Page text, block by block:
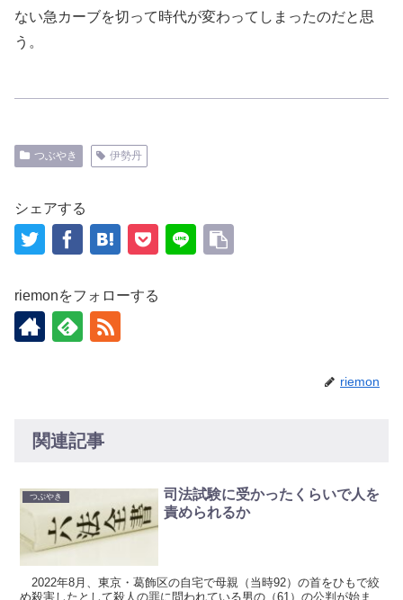
ない急カーブを切って時代が変わってしまったのだと思
う。
つぶやき 伊勢丹
シェアする
riemonをフォローする
riemon
関連記事
つぶやき
司法試験に受かったくらいで人を
責められるか
2022年8月、東京・葛飾区の自宅で母親（当時92）の首をひもで絞
め殺害したとして殺人の罪に問われている男の（61）の公判が始ま